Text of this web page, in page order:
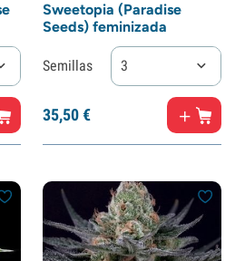
Sweetopia (Paradise
Seeds) feminizada
Semillas 3
35,50€